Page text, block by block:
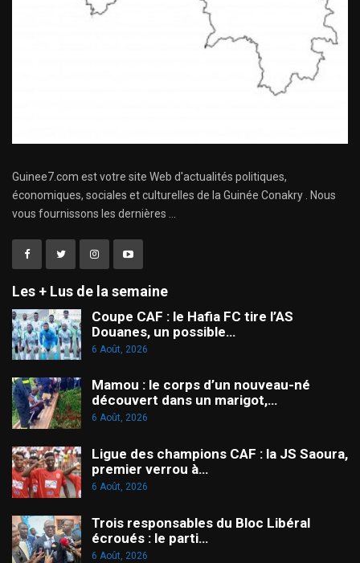
Guinee7.com est votre site Web d'actualités politiques,
économiques, sociales et culturelles de la Guinée Conakry . Nous
vous fournissons les dernières ...
Les + Lus de la semaine
Coupe CAF : le Hafia FC tire l’AS
Douanes, un possible…
6 Août, 2026
Mamou : le corps d’un nouveau-né
découvert dans un marigot,…
6 Août, 2026
Ligue des champions CAF : la JS Saoura,
premier verrou à…
6 Août, 2026
Trois responsables du Bloc Libéral
écroués : le parti…
6 Août, 2026